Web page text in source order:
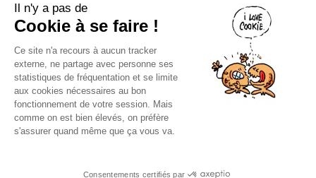
Canard PC
Kiosque numérique
Boutique
Non-Stop. Tous droits réservés.
Il n'y a pas de
Cookie à se faire !
Ce site n'a recours à aucun tracker
externe, ne partage avec personne ses
statistiques de fréquentation et se limite
aux cookies nécessaires au bon
fonctionnement de votre session. Mais
comme on est bien élevés, on préfère
s'assurer quand même que ça vous va.
Consentements certifiés par